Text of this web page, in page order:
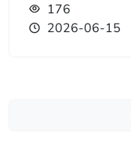
176
2026-06-15